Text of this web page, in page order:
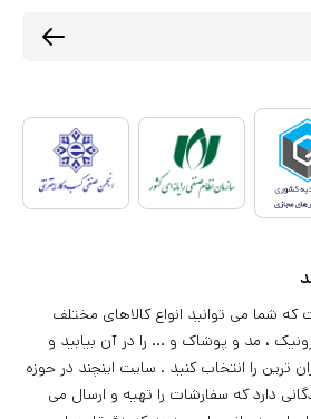
که شما می توانید انواع کالاهای مختلف
، مد و پوشاک و ... را در آن بیابید و
ترین را انتخاب کنید . سایت اینچند در حوزه
دارد که سفارشات را تهیه و ارسال می